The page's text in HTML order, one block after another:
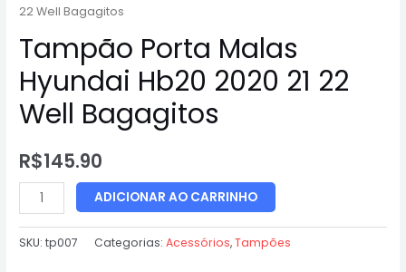
22 Well Bagagitos
Tampão Porta Malas
Hyundai Hb20 2020 21 22
Well Bagagitos
R$145.90
ADICIONAR AO CARRINHO
SKU:tp007 Categorias:Acessórios,Tampões